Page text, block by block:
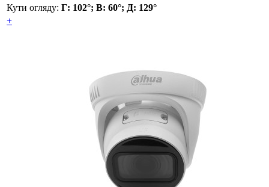
Кути огляду: Г: 102°; В: 60°; Д: 129°
+